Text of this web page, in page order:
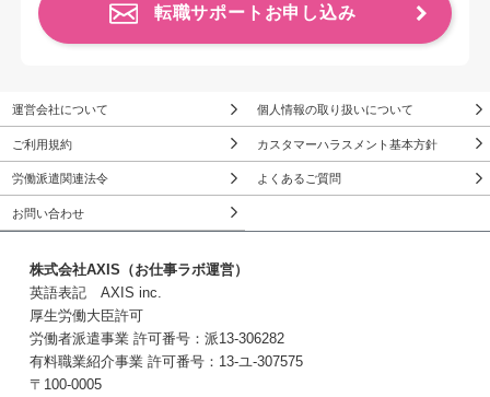
転職サポートお申し込み
運営会社について 個人情報の取り扱いについて
ご利用規約 カスタマーハラスメント基本方針
労働派遣関連法令 よくあるご質問
お問い合わせ
株式会社AXIS（お仕事ラボ運営）
英語表記 AXIS inc.
厚生労働大臣許可
労働者派遣事業 許可番号：派13-306282
有料職業紹介事業 許可番号：13-ユ-307575
〒100-0005